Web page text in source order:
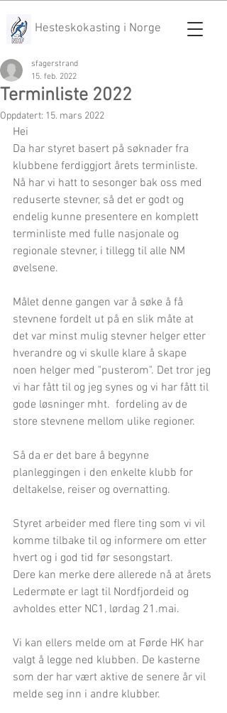
Hesteskokasting i Norge
Terminliste 2022
sfagerstrand
15. feb. 2022
Oppdatert: 15. mars 2022
Hei
Da har styret basert på søknader fra
klubbene ferdiggjort årets terminliste.
Nå har vi hatt to sesonger bak oss med
reduserte stevner, så det er godt og
endelig kunne presentere en komplett
terminliste med fulle nasjonale og
regionale stevner, i tillegg til alle NM
øvelsene.
Målet denne gangen var å søke å få
stevnene fordelt ut på en slik måte at
det var minst mulig stevner helger etter
hverandre og vi skulle klare å skape
noen helger med "pusterom". Det tror jeg
vi har fått til og jeg synes og vi har fått til
gode løsninger mht.  fordeling av de
store stevnene mellom ulike regioner.
Så da er det bare å begynne
planleggingen i den enkelte klubb for
deltakelse, reiser og overnatting.
Styret arbeider med flere ting som vi vil
komme tilbake til og informere om etter
hvert og i god tid før sesongstart.
Dere kan merke dere allerede nå at årets
Ledermøte er lagt til Nordfjordeid og
avholdes etter NC1, lørdag 21.mai.
Vi kan ellers melde om at Førde HK har
valgt å legge ned klubben. De kasterne
som der har vært aktive de senere år vil
melde seg inn i andre klubber.